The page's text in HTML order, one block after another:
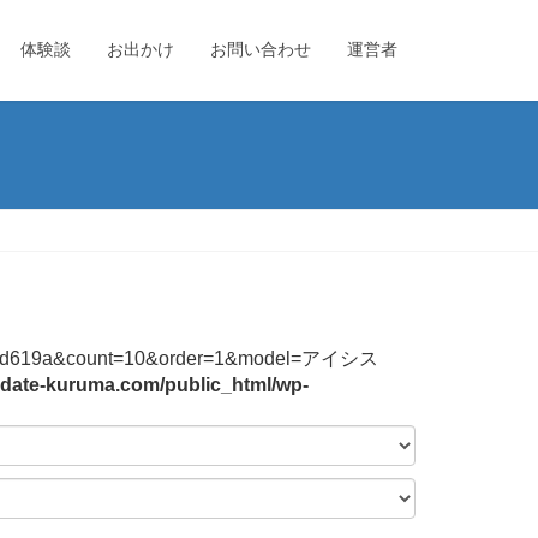
体験談 お出かけ お問い合わせ 運営者
アイシス
kuruma.com/public_html/wp-